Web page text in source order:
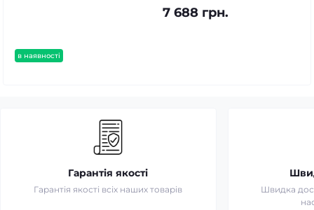
в наявності
7 688 грн.
Гарантія якості
Гарантія якості всіх наших товарів
Швидка